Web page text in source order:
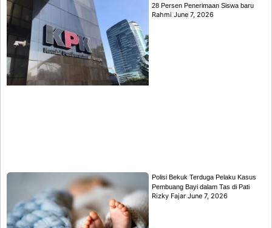
28 Persen Penerimaan Siswa baru
RahmiJune 7, 2026
Polisi Bekuk Terduga Pelaku Kasus
Pembuang Bayi dalam Tas di Pati
Rizky FajarJune 7, 2026